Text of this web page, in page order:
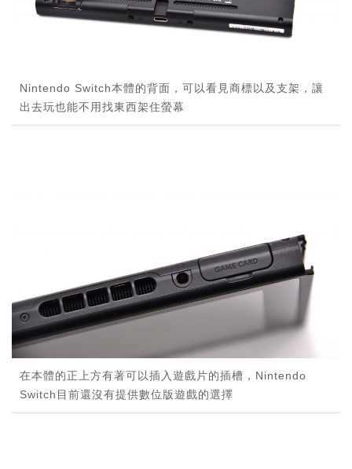
Nintendo Switch本體的背面，可以看見商標以及支架，讓
出去玩也能不用找東西架住螢幕
在本體的正上方有著可以插入遊戲片的插槽，Nintendo
Switch目前還沒有提供數位版遊戲的選擇